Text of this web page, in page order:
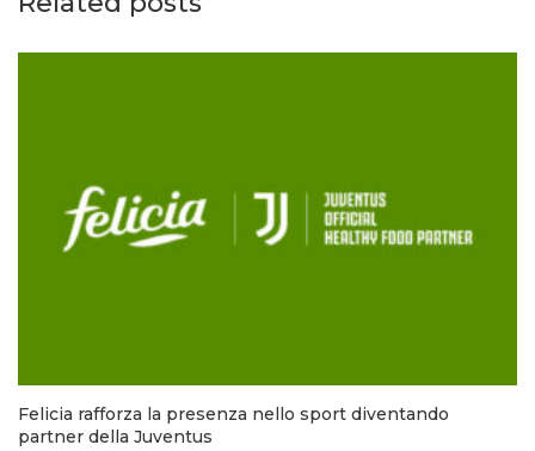
Felicia rafforza la presenza nello sport diventando
partner della Juventus